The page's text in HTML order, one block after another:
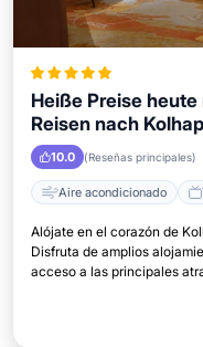
Heiße Preise
Reisen nach
10.0 (Reseñas principales)
Aire acondicionado
Alójate en el corazón de
Disfruta de amplios
acceso a las principales